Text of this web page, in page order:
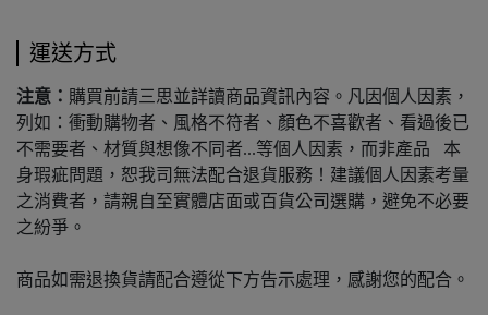
運送方式
注意： 購買前請三思並詳讀商品資訊內容。凡因個人因素，
列如：衝動購物者、風格不符者、顏色不喜歡者、看過後已
不需要者、材質與想像不同者...等個人因素，而非產品 本
身瑕疵問題，恕我司無法配合退貨服務！建議個人因素考量
之消費者，請親自至實體店面或百貨公司選購，避免不必要
之紛爭。
商品如需退換貨請配合遵從下方告示處理，感謝您的配合。